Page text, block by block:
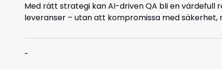
Med rätt strategi kan AI-driven QA bli en
leveranser – utan att kompromissa med
-